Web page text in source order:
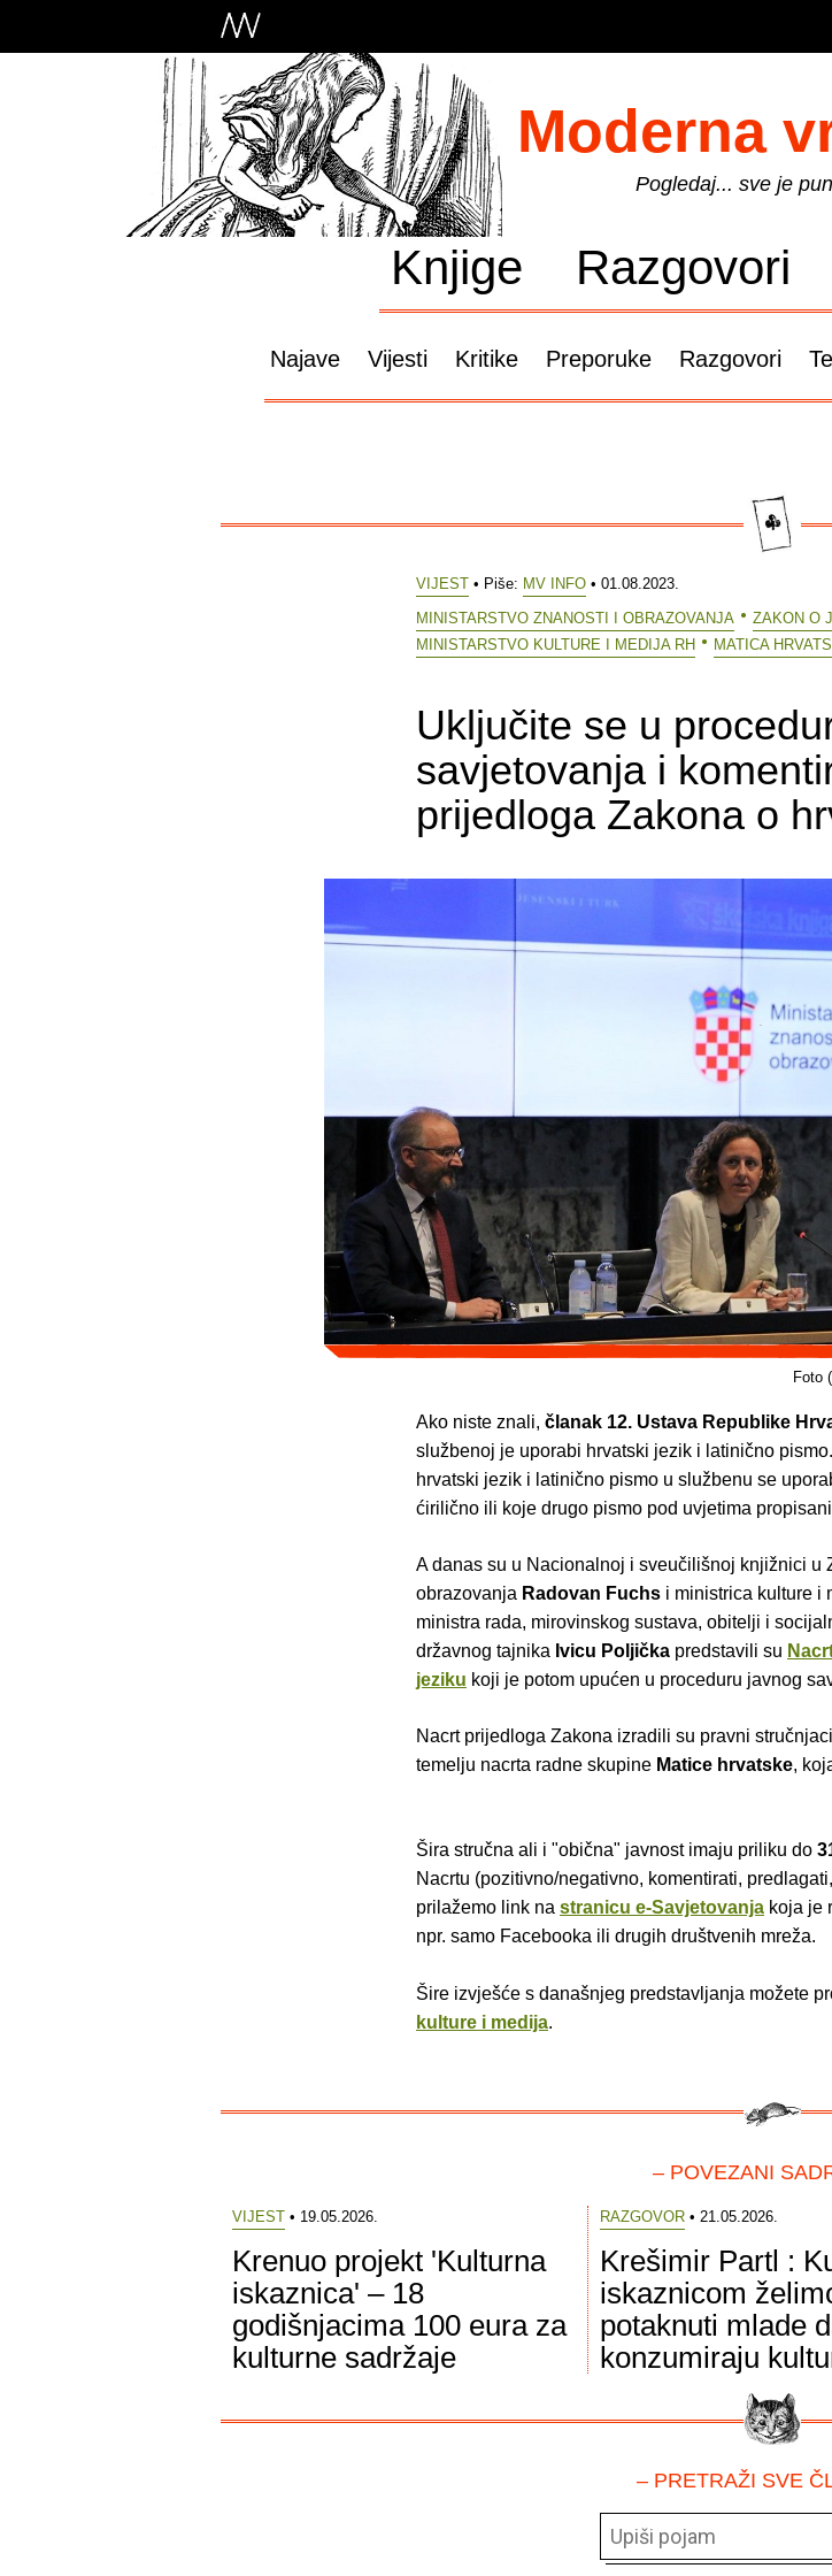
Moderna
Pogledaj... sve je
Knjige Razgovori
Najave Vijesti Kritike Preporuke Razgovori
VIJEST • Piše: MV INFO • 01.08.2023.
MINISTARSTVO ZNANOSTI I OBRAZOVANJA
ZAKON O
MINISTARSTVO KULTURE I MEDIJA RH
MATICA
Uključite se u
savjetovanja i
prijedloga Zakona o
Foto
Ako niste znali, članak 12. Ustava Republike
službenoj je uporabi hrvatski jezik i latinično
hrvatski jezik i latinično pismo u službenu se
ćirilično ili koje drugo pismo pod uvjetima
A danas su u Nacionalnoj i sveučilišnoj knjižnici u
obrazovanja Radovan Fuchs i ministrica kulture i
ministra rada, mirovinskog sustava, obitelji i
državnog tajnika Ivicu Poljička predstavili su
jeziku koji je potom upućen u proceduru javnog
Nacrt prijedloga Zakona izradili su pravni stručnjaci
temelju nacrta radne skupine Matice hrvatske,
Šira stručna ali i "obična" javnost imaju priliku do
Nacrtu (pozitivno/negativno, komentirati,
prilažemo link na stranicu e-Savjetovanja koja je
npr. samo Facebooka ili drugih društvenih mreža.
Šire izvješće s današnjeg predstavljanja možete
kulture i medija.
– POVEZANI
VIJEST• 19.05.2026.
Krenuo projekt 'Kulturna
iskaznica' – 18
godišnjacima 100 eura za
kulturne sadržaje
RAZGOVOR• 21.05.2026.
Krešimir Partl :
iskaznicom
potaknuti mlade
konzumiraju
– PRETRAŽI SVE